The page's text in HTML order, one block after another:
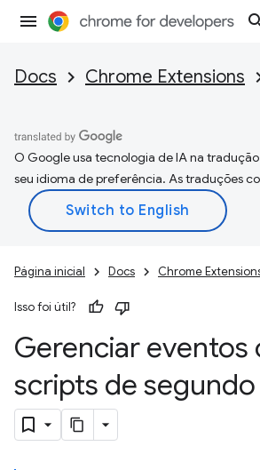
Docs Chrome Extensions
O Google usa tecnologia de IA na
seu idioma de preferência. As traduções
Página inicial Docs Chrome
Isso foi útil?
Gerenciar eventos
scripts de